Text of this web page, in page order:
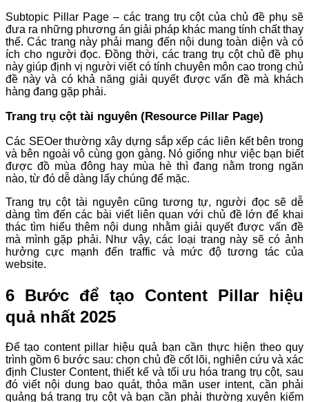
Subtopic Pillar Page – các trang trụ cột của chủ đề phụ sẽ
đưa ra những phương án giải pháp khác mang tính chất thay
thế. Các trang này phải mang đến nội dung toàn diện và có
ích cho người đọc. Đồng thời, các trang trụ cột chủ đề phụ
này giúp định vị người viết có tính chuyên môn cao trong chủ
đề này và có khả năng giải quyết được vấn đề mà khách
hàng đang gặp phải.
Trang trụ cột tài nguyên (Resource Pillar Page)
Các SEOer thường xây dựng sắp xếp các liên kết bên trong
và bên ngoài vô cùng gọn gàng. Nó giống như việc bạn biết
được đồ mùa đông hay mùa hè thì đang nằm trong ngăn
nào, từ đó dễ dàng lấy chúng để mặc.
Trang trụ cột tài nguyên cũng tương tự, người đọc sẽ dễ
dàng tìm đến các bài viết liên quan với chủ đề lớn để khai
thác tìm hiểu thêm nội dung nhằm giải quyết được vấn đề
mà mình gặp phải. Như vậy, các loại trang này sẽ có ảnh
hưởng cực mạnh đến traffic và mức độ tương tác của
website.
6 Bước để tạo Content Pillar hiệu
quả nhất 2025
Để tạo content pillar hiệu quả bạn cần thực hiện theo quy
trình gồm 6 bước sau: chọn chủ đề cốt lõi, nghiên cứu và xác
định Cluster Content, thiết kế và tối ưu hóa trang trụ cột, sau
đó viết nội dung bao quát, thỏa mãn user intent, cần phải
quảng bá trang trụ cột và bạn cần phải thường xuyên kiểm